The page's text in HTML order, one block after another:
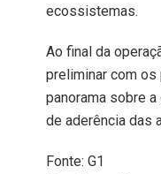
ecossistemas.
Ao final da
preliminar com os
panorama sobre
de aderência das
Fonte: G1